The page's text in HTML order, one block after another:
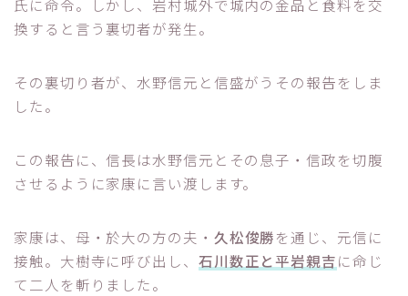
氏に命令。しかし、岩村城外で城内の金品と食料を交
換すると言う裏切者が発生。
その裏切り者が、水野信元と信盛がうその報告をしま
した。
この報告に、信長は水野信元とその息子・信政を切腹
させるように家康に言い渡します。
家康は、母・於大の方の夫・ 久松俊勝を通じ、元信に
接触。大樹寺に呼び出し、 石川数正と平岩親吉に命じ
て二人を斬りました。